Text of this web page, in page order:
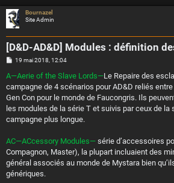
Bournazel
Site Admin
[D&D-AD&D] Modules : définition
M
a
g
19 mai 2018, 12:04
A—Aerie of the Slave Lords—Le Repaire des
campagne de 4 scénarios pour AD&D reliés
Gen Con pour le monde de Faucongris. Ils
les modules de la série T et suivis par ceux de la
campagne plus longue.
AC—ACcessory Modules— série d’accessoires
Compagnon, Master), la plupart incluaient des
général associés au monde de Mystara bien
génériques.